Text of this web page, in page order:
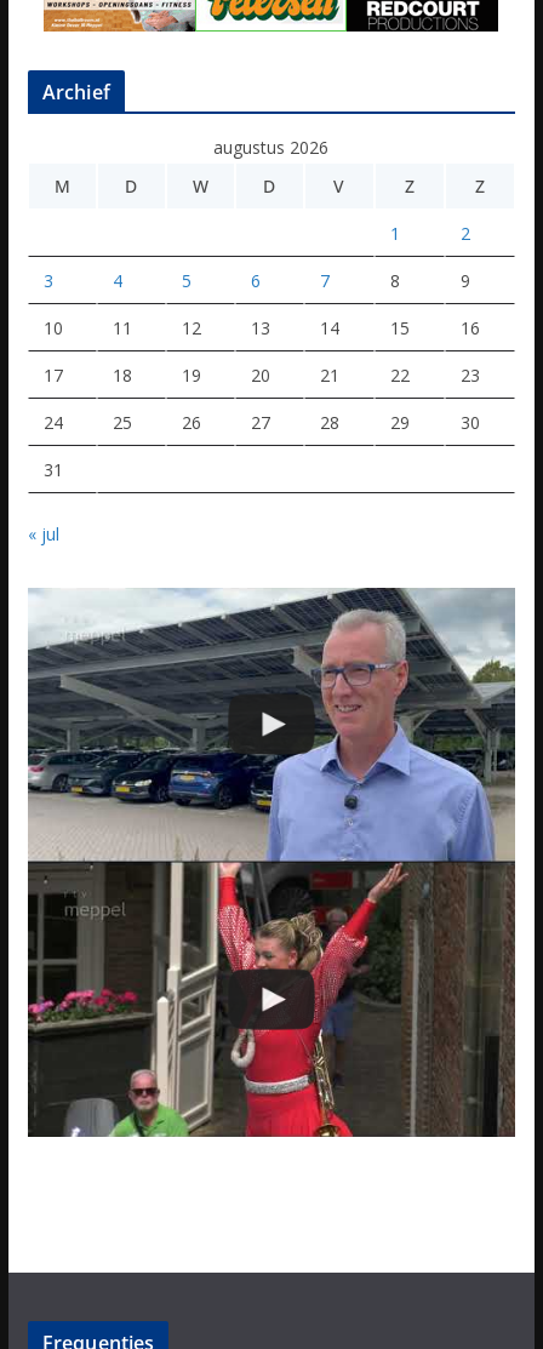
Archief
augustus 2026
M
D W D V Z Z
1 2
3 4 5 6 7 8 9
10 11 12 13 14 15 16
17 18 19 20 21 22 23
24 25 26 27 28 29 30
31
« jul
Frequenties